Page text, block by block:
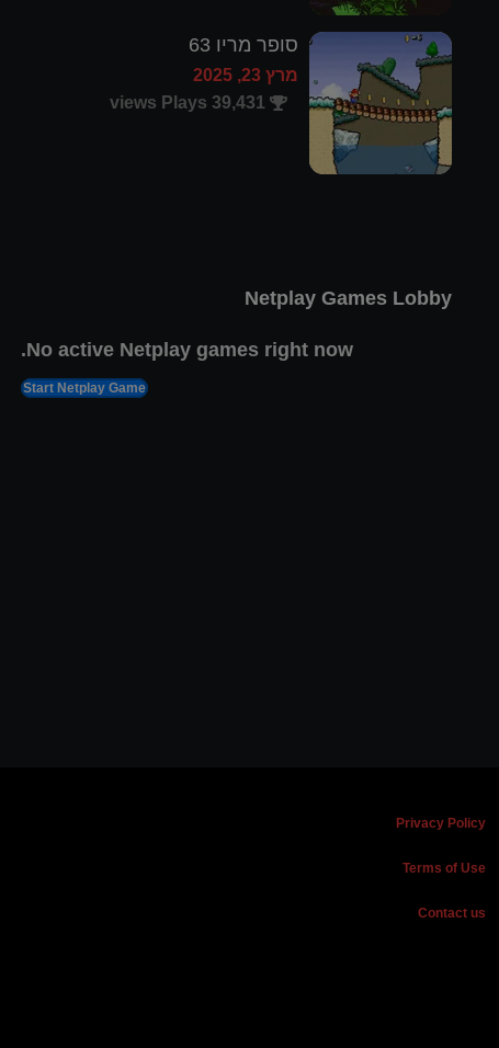
סופר מריו 63
מרץ 23, 2025
39,431 views Plays
Netplay Games Lobby
No active Netplay games right now.
Start Netplay Game
Privacy Policy
Terms of Use
Contact us